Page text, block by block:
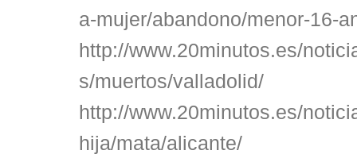
a-mujer/abandono/menor-16-
http://www.20minutos.es/
s/muertos/valladolid/
http://www.20minutos.es/
hija/mata/alicante/